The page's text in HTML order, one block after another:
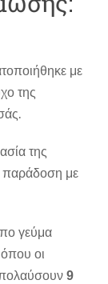
με
της
της
παράδοση με
γεύμα
οι
9